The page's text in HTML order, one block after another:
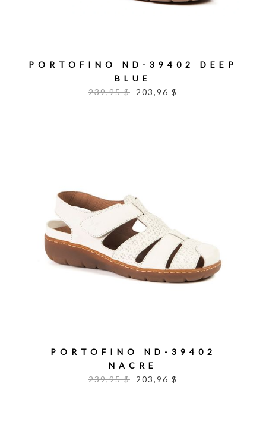
PORTOFINO ND-39402 DEEP
BLUE
239,95 $
203,96 $
PORTOFINO ND-39402
NACRE
239,95 $
203,96 $